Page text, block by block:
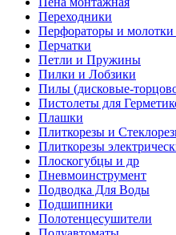
Переходники
Перфораторы и
Перчатки
Петли и Пружины
Пилки и Лобзики
Пилы (дисковые-
Пистолеты для
Плашки
Плиткорезы и
Плиткорезы
Плоскогубцы и др
Пневмоинструмент
Подводка Для Воды
Подшипники
Полотенцесушители